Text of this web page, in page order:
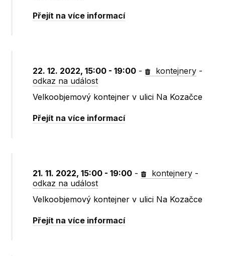
Přejít na více informací
22. 12. 2022, 15:00 - 19:00 - kontejnery -
odkaz na událost
Velkoobjemový kontejner v ulici Na Kozačce
Přejít na více informací
21. 11. 2022, 15:00 - 19:00 - kontejnery -
odkaz na událost
Velkoobjemový kontejner v ulici Na Kozačce
Přejít na více informací